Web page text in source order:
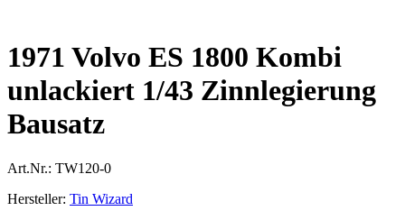
1971 Volvo ES 1800 Kombi
unlackiert 1/43 Zinnlegierung
Bausatz
Art.Nr.: TW120-0
Hersteller: Tin Wizard